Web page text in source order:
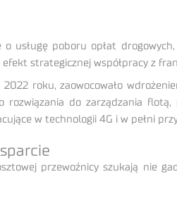
o usługę poboru opłat
efekt strategicznej współpracy z
roku, zaowocowało
rozwiązania do zarządzania
w technologii 4G i w pełni
przewoźnicy szukają nie